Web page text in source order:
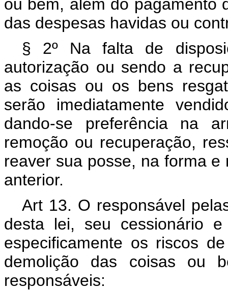
ou bem, além do pagamento
das despesas havidas ou
§ 2º Na falta de
autorização ou sendo a
as coisas ou os bens
serão imediatamente
dando-se preferência na
remoção ou recuperação,
reaver sua posse, na forma
anterior.
Art 13. O responsável
desta lei, seu cessionário
especificamente os riscos
demolição das coisas ou
responsáveis: